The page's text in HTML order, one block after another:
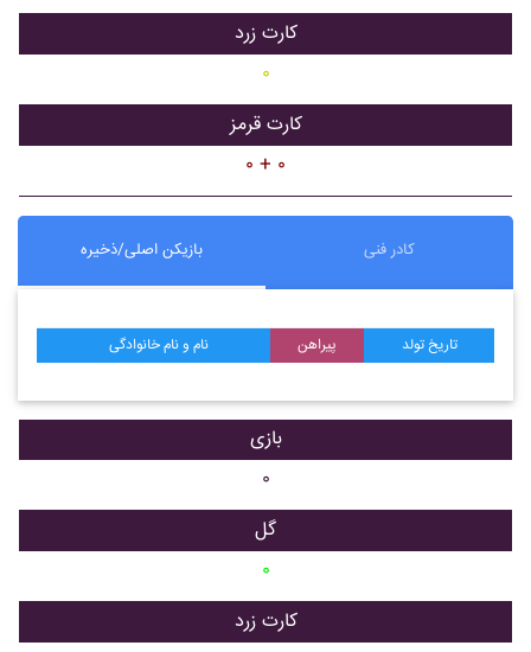
کارت زرد
۰
کارت قرمز
۰ + ۰
بازیکن اصلی/ذخیره کادر فنی
نام و نام خانوادگی پیراهن تاریخ تولد
بازی
۰
گل
۰
کارت زرد